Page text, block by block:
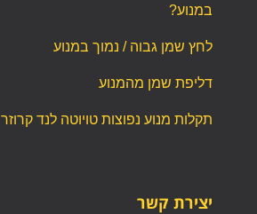
במנוע?
לחץ שמן גבוה / נמוך במנוע
דליפת שמן מהמנוע
תקלות מנוע נפוצות טויוטה לנד קרוזר
יצירת קשר